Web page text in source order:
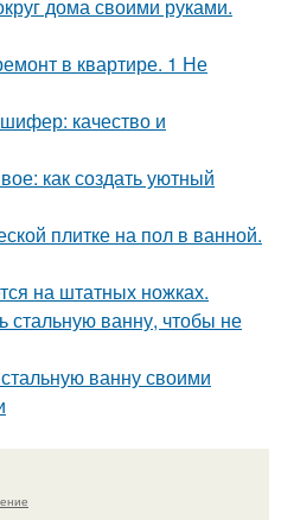
дома своими руками.
в квартире. 1 Не
качество и
как создать уютный
плитке на пол в ванной.
на штатных ножках.
стальную ванну, чтобы не
ванну своими